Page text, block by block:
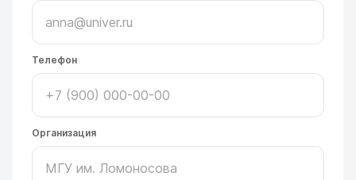
Телефон
Организация